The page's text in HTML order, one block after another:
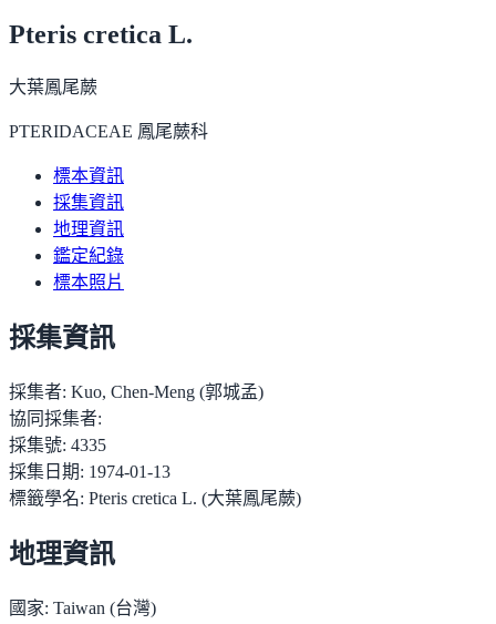
Pteris cretica L.
大葉鳳尾蕨
PTERIDACEAE 鳳尾蕨科
標本資訊
採集資訊
地理資訊
鑑定紀錄
標本照片
採集資訊
採集者: Kuo, Chen-Meng (郭城孟)
協同採集者:
採集號: 4335
採集日期: 1974-01-13
標籤學名: Pteris cretica L. (大葉鳳尾蕨)
地理資訊
國家: Taiwan (台灣)